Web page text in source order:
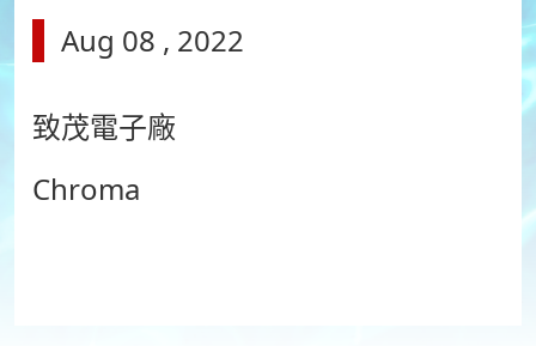
Aug 08 , 2022
致茂電子廠
Chroma